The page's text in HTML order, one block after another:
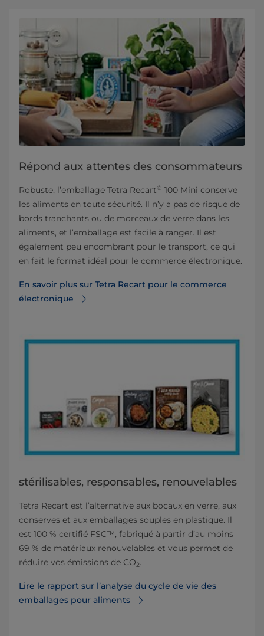
Répond aux attentes des consommateurs
Robuste, l’emballage Tetra Recart® 100 Mini conserve
les aliments en toute sécurité. Il n’y a pas de risque de
bords tranchants ou de morceaux de verre dans les
aliments, et l’emballage est facile à ranger. Il est
également peu encombrant pour le transport, ce qui
en fait le format idéal pour le commerce électronique.
En savoir plus sur Tetra Recart pour le commerce
électronique
stérilisables, responsables, renouvelables
Tetra Recart est l’alternative aux bocaux en verre, aux
conserves et aux emballages souples en plastique. Il
est 100 % certifié FSC™, fabriqué à partir d’au moins
69 % de matériaux renouvelables et vous permet de
réduire vos émissions de CO2.
Lire le rapport sur l’analyse du cycle de vie des
emballages pour aliments